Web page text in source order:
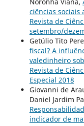
ciências sociais
Revista de
setembro/
Getúlio Tito
fiscal? A
valedinheiro
Revista de
Especial 2018
Giovanni de
Daniel Jardim
indicador de